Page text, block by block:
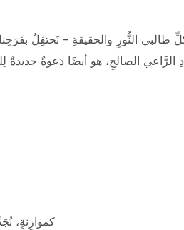
النُّورِ والحقيقةِ – نَحتفِلُ
الرَّاعي الصالحِ، هو أيضًا دَعوةٌ جديدةٌ
كموارِنَةٍ،